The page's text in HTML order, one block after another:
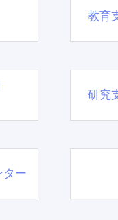
教育
研究
ター